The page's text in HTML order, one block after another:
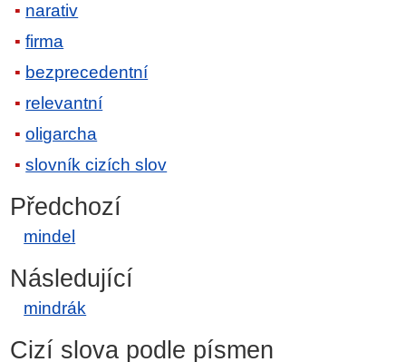
narativ
firma
bezprecedentní
relevantní
oligarcha
slovník cizích slov
Předchozí
mindel
Následující
mindrák
Cizí slova podle písmen